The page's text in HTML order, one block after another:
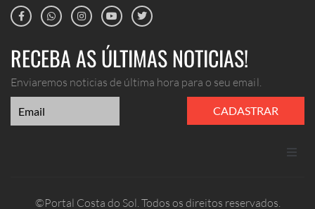
RECEBA AS ÚLTIMAS NOTICIAS!
Enviaremos noticias de última hora para o seu email.
CADASTRAR
©Portal Costa do Sol. Todos os direitos reservados.